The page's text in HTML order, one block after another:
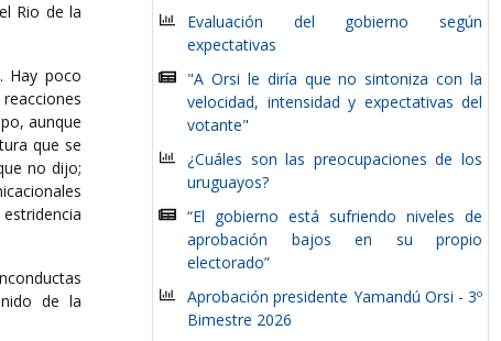
Rio de la
Hay poco
aunque
que se
no dijo;
de la
Evaluación del gobierno según
expectativas
"A Orsi le diría que no sintoniza con la
velocidad, intensidad y expectativas del
votante"
¿Cuáles son las preocupaciones de los
uruguayos?
“El gobierno está sufriendo niveles de
aprobación bajos en su propio
electorado”
Aprobación presidente Yamandú Orsi - 3º
Bimestre 2026